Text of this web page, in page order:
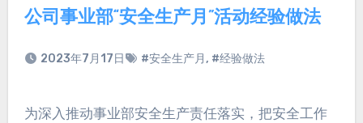
公司事业部“安全生产月”活动经验做法
2023年7月17日 #安全生产月, #经验做法
为深入推动事业部安全生产责任落实，把安全工作